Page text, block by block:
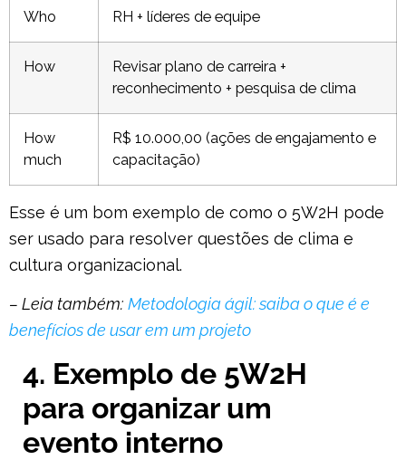
Who RH + líderes de equipe
How
Revisar plano de carreira +
reconhecimento + pesquisa de clima
How
much
R$ 10.000,00 (ações de engajamento e
capacitação)
Esse é um bom exemplo de como o 5W2H pode
ser usado para resolver questões de clima e
cultura organizacional.
– Leia também: Metodologia ágil: saiba o que é e
benefícios de usar em um projeto
4. Exemplo de 5W2H
para organizar um
evento interno